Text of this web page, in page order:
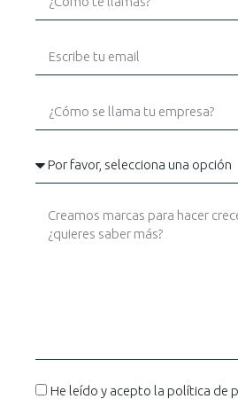
He leído y acepto la política de